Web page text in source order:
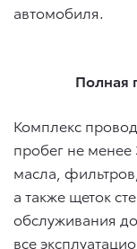
автомобиля.
Полная
Комплекс
пробег не
масла,
а также щеток
обслуживания
все